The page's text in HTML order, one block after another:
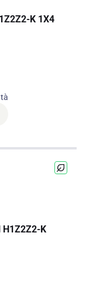
K 1X4
H1Z2Z2-K